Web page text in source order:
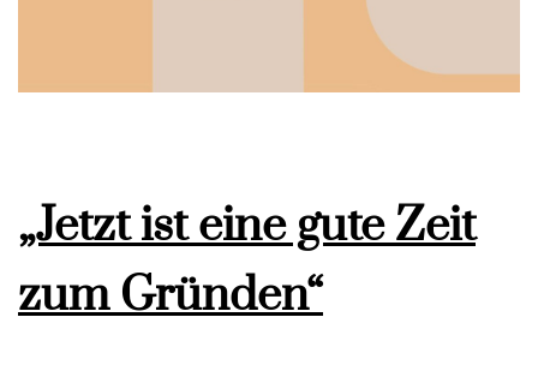
„Jetzt ist eine gute Zeit
zum Gründen“